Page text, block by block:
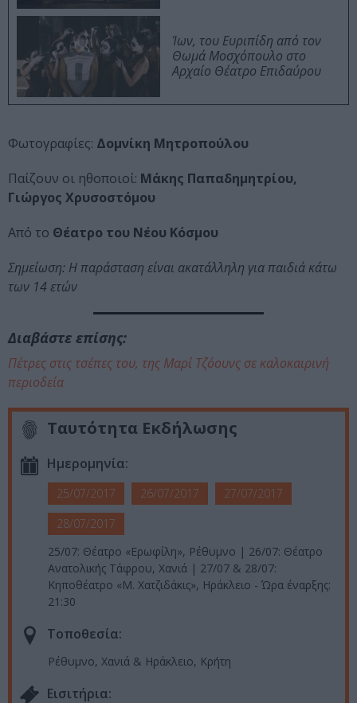
Ίων, του Ευριπίδη από τον
Θωμά Μοσχόπουλο στο
Αρχαίο Θέατρο Επιδαύρου
Φωτογραφίες: Δομνίκη Μητροπούλου
Παίζουν οι ηθοποιοί: Μάκης Παπαδημητρίου,
Γιώργος Χρυσοστόμου
Από το Θέατρο του Νέου Κόσμου
Σημείωση: H παράσταση είναι ακατάλληλη για παιδιά κάτω
των 14 ετών
Διαβάστε επίσης:
Πέτρες στις τσέπες του, της Μαρί Τζόουνς σε καλοκαιρινή
περιοδεία
Ταυτότητα Εκδήλωσης
Ημερομηνία:
25/07/2017 26/07/2017
27/07/2017
28/07/2017
25/07: Θέατρο «Ερωφίλη», Ρέθυμνο | 26/07: Θέατρο
Ανατολικής Τάφρου, Χανιά | 27/07 & 28/07:
Κηποθέατρο «Μ. Χατζιδάκις», Ηράκλειο - Ώρα έναρξης:
21:30
Τοποθεσία:
Ρέθυμνο, Χανιά & Ηράκλειο, Κρήτη
Eισιτήρια: